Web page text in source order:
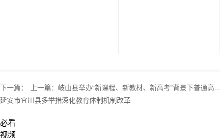
上一篇： 岐山县举办“新课程、新教材、新高考”背景下普通高...
下一篇：
延安市宜川县多举措深化教育体制机制改革
必看
视频